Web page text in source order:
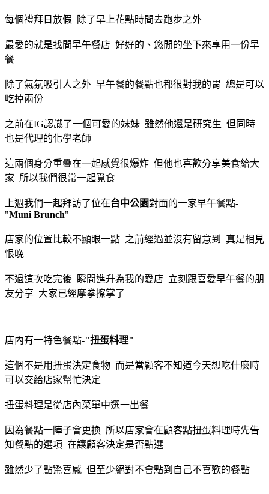
每個禮拜日放假 除了早上花點時間去跑步之外
最愛的就是找間早午餐店 好好的、悠閒的坐下來享用一份早
餐
除了氣氛吸引人之外 早午餐的餐點也都很對我的胃 總是可以
吃掉兩份
之前在IG認識了一個可愛的妹妹 雖然他還是研究生 但同時
也是代理的化學老師
這兩個身分重疊在一起感覺很爆炸 但他也喜歡分享美食給大
家 所以我們很常一起覓食
上週我們一起拜訪了位在台中公園對面的一家早午餐點-
"Muni Brunch"
店家的位置比較不顯眼一點 之前經過並沒有留意到 真是相見
恨晚
不過這次吃完後 瞬間進升為我的愛店 立刻跟喜愛早午餐的朋
友分享 大家已經摩拳擦掌了
店內有一特色餐點-"扭蛋料理"
這個不是用扭蛋決定食物 而是當顧客不知道今天想吃什麼時
可以交給店家幫忙決定
扭蛋料理是從店內菜單中選一出餐
因為餐點一陣子會更換 所以店家會在顧客點扭蛋料理時先告
知餐點的選項 在讓顧客決定是否點選
雖然少了點驚喜感 但至少絕對不會點到自己不喜歡的餐點